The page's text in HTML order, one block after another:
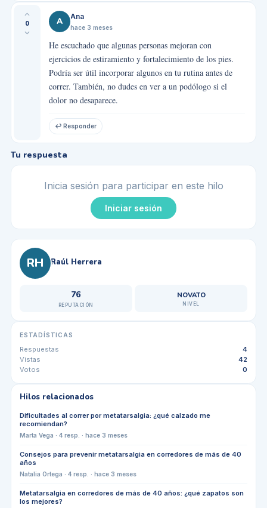
0 A Ana
hace 3 meses
He escuchado que algunas personas mejoran con
ejercicios de estiramiento y fortalecimiento de los pies.
Podría ser útil incorporar algunos en tu rutina antes de
correr. También, no dudes en ver a un podólogo si el
dolor no desaparece.
↩ Responder
Tu respuesta
Inicia sesión para participar en este hilo
Iniciar sesión
RH Raúl Herrera
76
REPUTACIÓN
NOVATO
NIVEL
ESTADÍSTICAS
Respuestas
4
Vistas
42
Votos
0
Hilos relacionados
Dificultades al correr por metatarsalgia: ¿qué calzado me
recomiendan?
Marta Vega · 4resp. · hace 3 meses
Consejos para prevenir metatarsalgia en corredores de más de 40
años
Natalia Ortega · 4resp. · hace 3 meses
Metatarsalgia en corredores de más de 40 años: ¿qué zapatos son
los mejores?